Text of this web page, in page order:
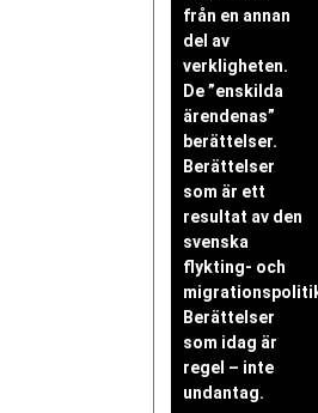
från en annan
del av
verkligheten.
De ”enskilda
ärendenas”
berättelser.
Berättelser
som är ett
resultat av den
svenska
flykting- och
Berättelser
som idag är
regel – inte
undantag.